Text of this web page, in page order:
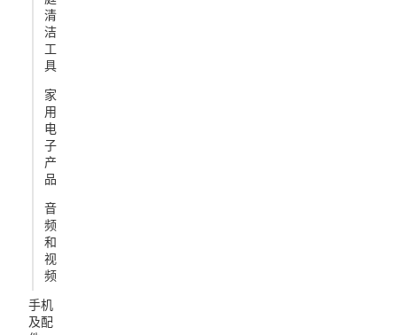
清
洁
工
具
家
用
电
子
产
品
音
频
和
视
频
手机
及配